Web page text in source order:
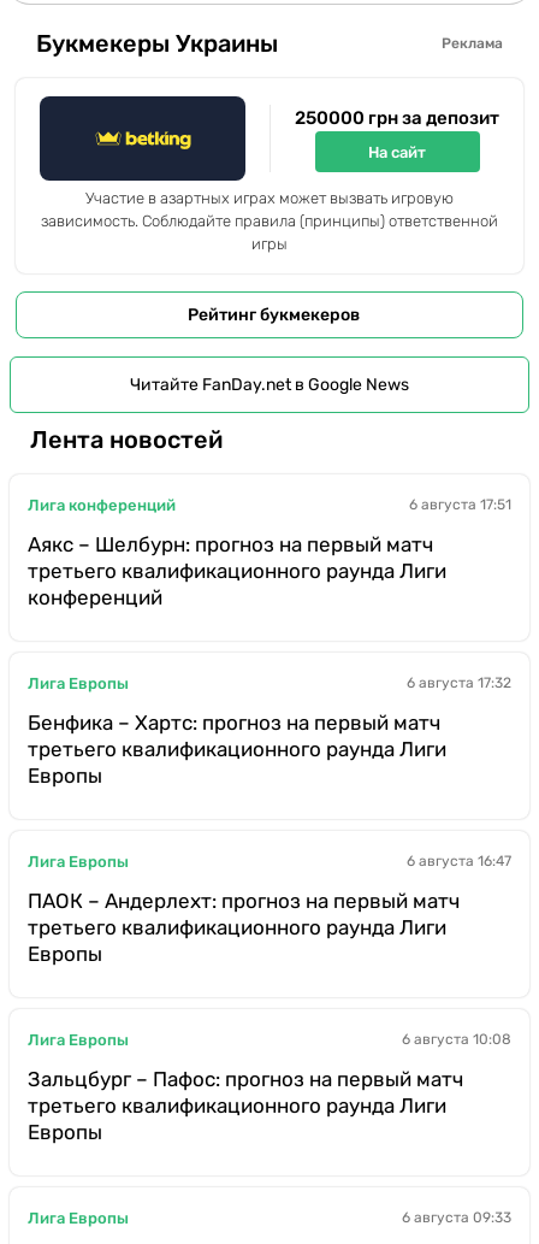
Букмекеры Украины Реклама
250000 грн за депозит
На сайт
Участие в азартных играх может вызвать игровую
зависимость. Соблюдайте правила (принципы) ответственной
игры
Рейтинг букмекеров
Читайте FanDay.net в Google News
Лента новостей
Лига конференций 6 августа 17:51
Аякс – Шелбурн: прогноз на первый матч
третьего квалификационного раунда Лиги
конференций
Лига Европы 6 августа 17:32
Бенфика – Хартс: прогноз на первый матч
третьего квалификационного раунда Лиги
Европы
Лига Европы 6 августа 16:47
ПАОК – Андерлехт: прогноз на первый матч
третьего квалификационного раунда Лиги
Европы
Лига Европы 6 августа 10:08
Зальцбург – Пафос: прогноз на первый матч
третьего квалификационного раунда Лиги
Европы
Лига Европы 6 августа 09:33